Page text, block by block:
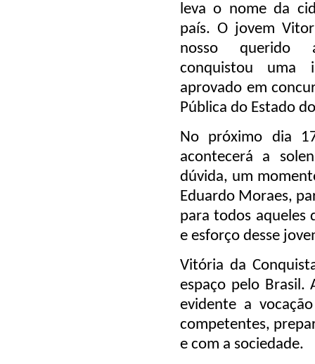
leva o nome da
país. O jovem
nosso querido
conquistou uma
aprovado em
Pública do Estado
No próximo dia
acontecerá a
dúvida, um
Eduardo Moraes,
para todos aqueles
e esforço desse
Vitória da
espaço pelo Brasil.
evidente a
competentes,
e com a sociedade.